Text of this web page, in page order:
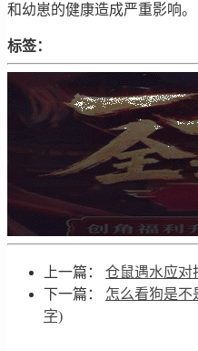
和幼崽的健康造成严重影响。
标签：
上一篇： 仓鼠遇水应对
下一篇： 怎么看狗是不
字)